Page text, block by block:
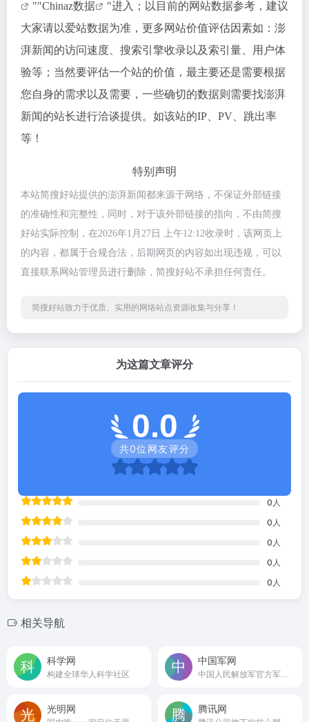
""Chinaz数据
"进入；以目前的网站数据参考，建议
大家请以爱站数据为准，更多网站价值评估因素如：澎
湃新闻的访问速度、搜索引擎收录以及索引量、用户体
验等；当然要评估一个站的价值，最主要还是需要根据
您自身的需求以及需要，一些确切的数据则需要找澎湃
新闻的站长进行洽谈提供。如该站的IP、PV、跳出率
等！
特别声明
本站简搜好站提供的澎湃新闻都来源于网络，不保证外部链接
的准确性和完整性，同时，对于该外部链接的指向，不由简搜
好站实际控制，在2026年1月27日 上午12:12收录时，该网页上
的内容，都属于合规合法，后期网页的内容如出现违规，可以
直接联系网站管理员进行删除，简搜好站不承担任何责任。
简搜好站致力于优质、实用的网络站点资源收集与分享！
为这篇文章评分
0.0
共0位网友评分
0 人
0 人
0 人
0 人
0 人
相关导航
科学网
构建全球华人科学社区
中国军网
光明网 腾讯网